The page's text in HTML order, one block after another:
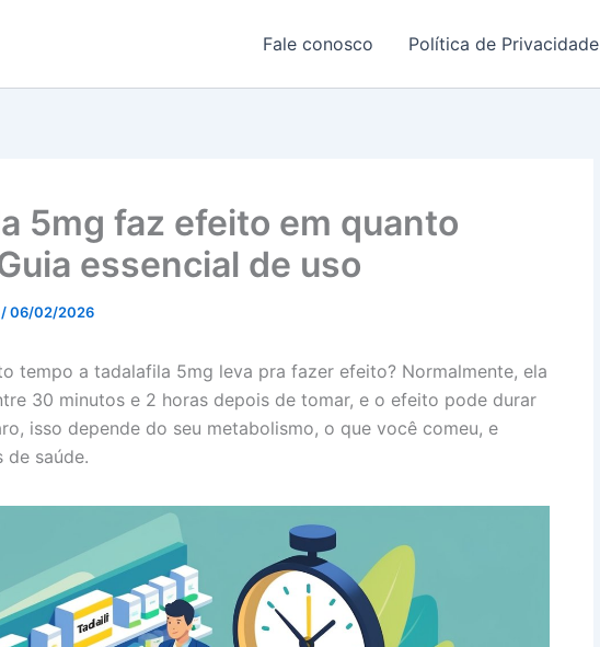
Fale conosco Política de Privacidade
5mg faz efeito em quanto
essencial de uso
/06/02/2026
tempo a tadalafila 5mg leva pra fazer efeito? Normalmente, ela
30 minutos e 2 horas depois de tomar, e o efeito pode durar
isso depende do seu metabolismo, o que você comeu, e
de saúde.